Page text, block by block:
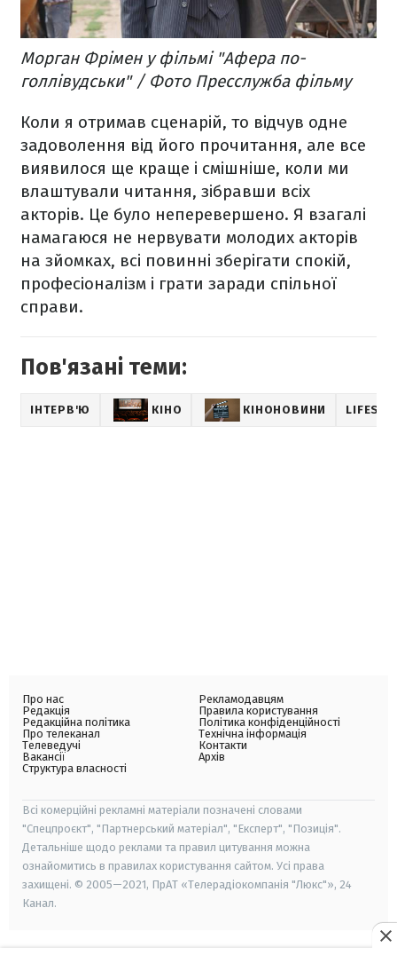
Морган Фрімен у фільмі "Афера по-
голлівудськи" / Фото Пресслужба фільму
Коли я отримав сценарій, то відчув одне
задоволення від його прочитання, але все
виявилося ще краще і смішніше, коли ми
влаштували читання, зібравши всіх
акторів. Це було неперевершено. Я взагалі
намагаюся не нервувати молодих акторів
на зйомках, всі повинні зберігати спокій,
професіоналізм і грати заради спільної
справи.
Пов'язані теми:
ІНТЕРВ'Ю КІНО КІНОНОВИНИ
Про нас
Редакція
Редакційна політика
Про телеканал
Телеведучі
Вакансії
Структура власності
Рекламодавцям
Правила користування
Політика конфіденційності
Технічна інформація
Контакти
Архів
Всі комерційні рекламні матеріали позначені словами
"Спецпроєкт", "Партнерський матеріал", "Експерт", "Позиція".
Детальніше щодо реклами та правил цитування можна
ознайомитись в правилах користування сайтом. Усі права
захищені. © 2005—2021, ПрАТ «Телерадіокомпанія "Люкс"», 24
Канал.